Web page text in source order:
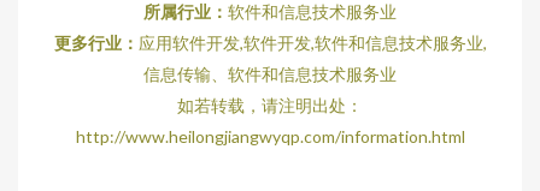
所属行业： 软件和信息技术服务业
更多行业： 应用软件开发,软件开发,软件和信息技术服务业,
信息传输、软件和信息技术服务业
如若转载，请注明出处：
http://www.heilongjiangwyqp.com/information.html